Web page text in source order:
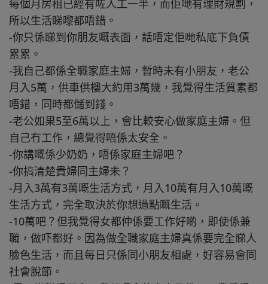
每個月房租已經有咗人工一半，而佢哋有理財規劃，
所以生活睇嚟都唔錯。
-你只係睇到你朋友嘅表面，話唔定佢哋私底下負債
累累。
-我自己都係全職家庭主婦，暫時未有小朋友，老公
月入5萬，供車供樓大約用3萬幾，我覺得生活質素都
唔錯，同時都儲到錢。
-老公如果5至6萬以上，會比較安心做家庭主婦。但
自己冇工作，總覺得唔係太安全。
-你講嘅係少奶奶，唔係家庭主婦吧？
-你搞清楚貴婦同主婦未？
-月入3萬有3萬嘅生活方式，月入10萬有月入10萬嘅
生活方式，完全取決於你想過點嘅生活。
-10萬吧？但我覺得女都仲係要工作好啲，即使係兼
職，做吓都好。因為做全職家庭主婦真係要完全睇人
臉色生活，而且每日只係同小朋友相處，好容易會同
社會脫節。